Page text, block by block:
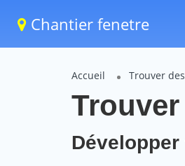
Chantier fenetre
Accueil Trouver